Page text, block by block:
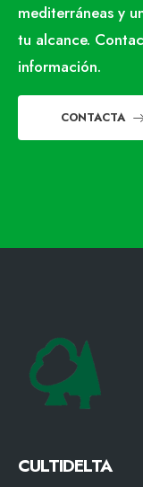
mediterráneas y
tu alcance.
información.
CONTACTA
CULTIDELTA